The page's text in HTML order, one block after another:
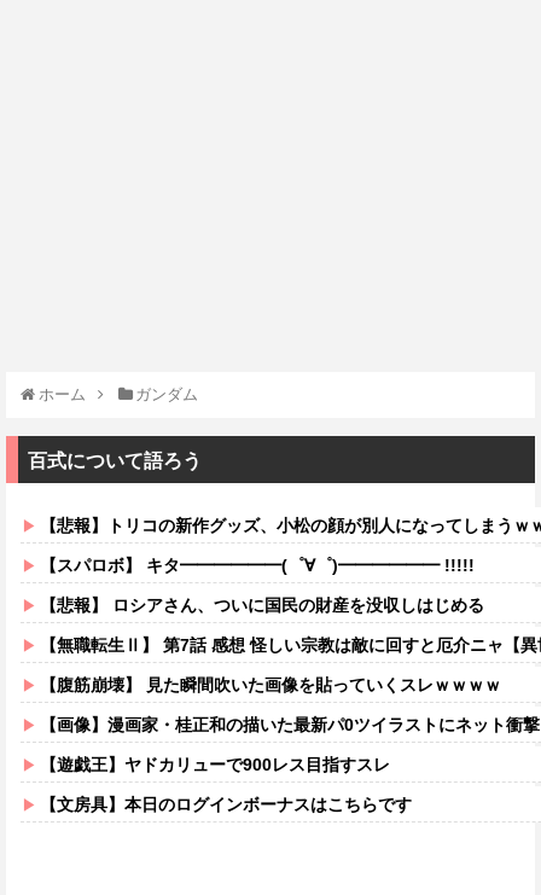
ホーム ガンダム
百式について語ろう
【悲報】トリコの新作グッズ、小松の顔が別人になってしまうｗ
【スパロボ】 キタ━━━━━━(゜∀゜)━━━━━━ !!!!!
【悲報】 ロシアさん、ついに国民の財産を没収しはじめる
【無職転生Ⅱ】 第7話 感想 怪しい宗教は敵に回すと厄介ニャ【
【腹筋崩壊】 見た瞬間吹いた画像を貼っていくスレｗｗｗｗ
【画像】漫画家・桂正和の描いた最新パ0ツイラストにネット衝撃「この質感
【遊戯王】ヤドカリューで900レス目指すスレ
【文房具】本日のログインボーナスはこちらです